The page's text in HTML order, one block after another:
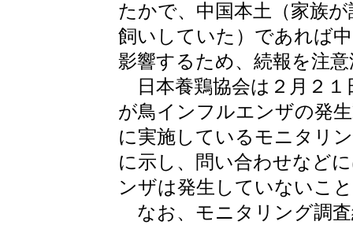
たかで、中国本土（家族
飼いしていた）であれば
影響するため、続報を注
日本養鶏協会は２月２１
が鳥インフルエンザの発
に実施しているモニタリ
に示し、問い合わせなど
ンザは発生していないこ
なお、モニタリング調